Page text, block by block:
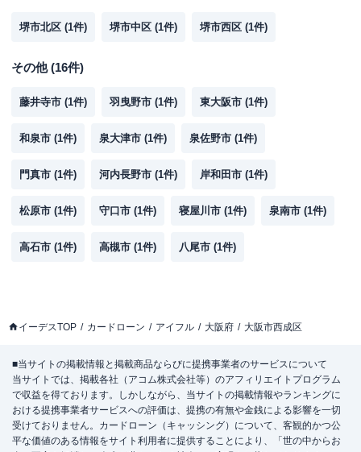
堺市北区 (1件) 堺市中区 (1件) 堺市西区 (1件)
その他(16件)
藤井寺市 (1件) 羽曳野市 (1件) 東大阪市 (1件)
和泉市 (1件) 泉大津市 (1件) 泉佐野市 (1件)
門真市 (1件) 河内長野市 (1件) 岸和田市 (1件)
松原市 (1件) 守口市 (1件) 寝屋川市 (1件) 泉南市 (1件)
高石市 (1件) 高槻市 (1件) 八尾市 (1件)
イーデスTOP カードローン アイフル 大阪府 大阪市西成区
■当サイトの掲載情報と掲載商品ならびに提携事業者のサービスについて
当サイトでは、掲載各社（アコム株式会社等）のアフィリエイトプログラム
で収益を得ております。しかしながら、当サイトの掲載情報やランキングに
おける提携事業者サービスへの評価は、提携の有無や金銭による影響を一切
受けておりません。カードローン（キャッシング）について、客観的かつ公
平な価値のある情報をサイト利用者に提供することにより、「世の中からお